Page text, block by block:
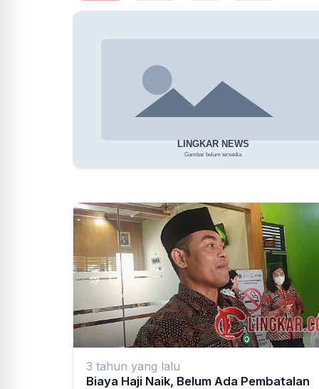
3 tahun yang lalu
Biaya Haji Naik, Belum Ada Pembatalan